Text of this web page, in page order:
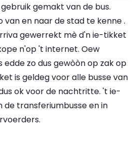
gemakt van de bus.
van en naar de stad te kenne .
gewerrekt mè d'n ie-tikket
n'op 't internet. Oew
zo dus gewòòn op zak op
is geldeg voor alle busse van
ok voor de nachtritte. 't ie-
de transferiumbusse en in